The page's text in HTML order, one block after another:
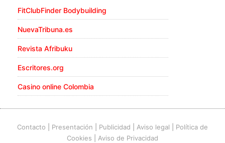
FitClubFinder Bodybuilding
NuevaTribuna.es
Revista Afribuku
Escritores.org
Casino online Colombia
Contacto Presentación Publicidad Aviso legal
Política de
Cookies
Aviso de Privacidad